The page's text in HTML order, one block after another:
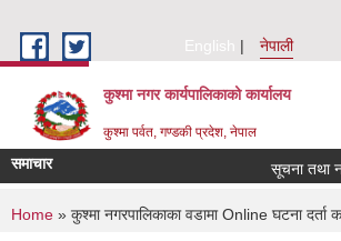
English
नेपाली
कुश्मा नगर कार्यपालिकाको कार्यालय
कुश्मा पर्वत, गण्डकी प्रदेश, नेपाल
समाचार सूचना तथा
You are here
Home » कुश्मा नगरपालिकाका वडामा Online घटना दर्ता